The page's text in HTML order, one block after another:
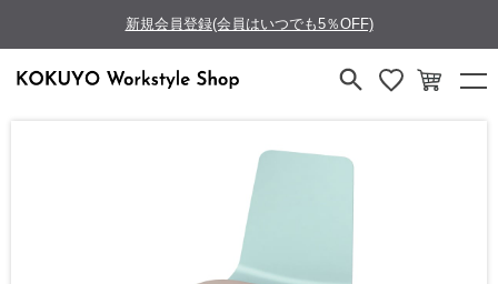
新規会員登録(会員はいつでも5％OFF)